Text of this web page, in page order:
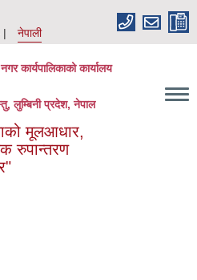
नेपाली
कार्यपालिकाको कार्यालय
लुम्बिनी प्रदेश, नेपाल
मूलआधार,
रुपान्तरण